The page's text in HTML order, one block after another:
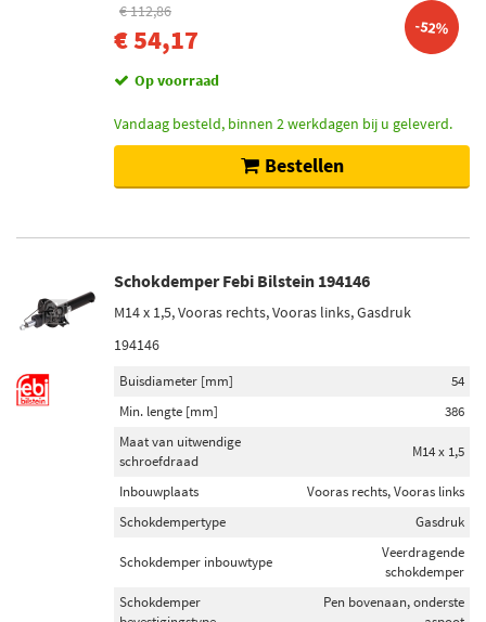
€ 112,86
€ 54,17 -52%
Op voorraad
Vandaag besteld, binnen 2 werkdagen bij u geleverd.
Bestellen
Schokdemper Febi Bilstein 194146
M14 x 1,5, Vooras rechts, Vooras links, Gasdruk
194146
Buisdiameter [mm]
54
Min. lengte [mm]
386
Maat van uitwendige
schroefdraad
M14 x 1,5
Inbouwplaats
Vooras rechts, Vooras links
Schokdempertype
Gasdruk
Schokdemper inbouwtype
Veerdragende
schokdemper
Schokdemper
Pen bovenaan, onderste